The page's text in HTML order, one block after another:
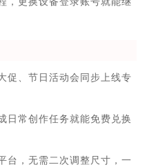
促、节日活动会同步上线专
日常创作任务就能免费兑换
台，无需二次调整尺寸，一